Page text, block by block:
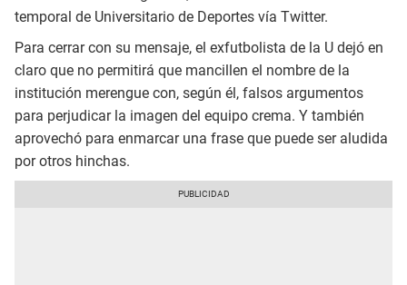
temporal de Universitario de Deportes vía Twitter.
Para cerrar con su mensaje, el exfutbolista de la U dejó en
claro que no permitirá que mancillen el nombre de la
institución merengue con, según él, falsos argumentos
para perjudicar la imagen del equipo crema. Y también
aprovechó para enmarcar una frase que puede ser aludida
por otros hinchas.